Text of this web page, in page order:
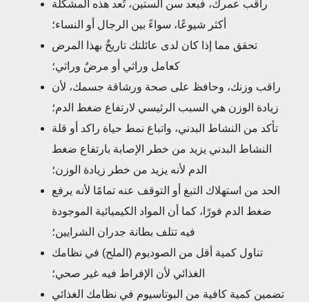
راقب عمرك، فبعد سن الستين، تُعد هذه المشكلة
أكثر شيوعًا، سواءً بين الرجال أو النساء؛
تحقق مما إذا كان لدى عائلتك تاريخٌ بهذا المرض
كعامل وراثي أو مرضٌ وراثي؛
راقب وزنك، وحافظ على صحة ورشاقة جسمك، لأن
زيادة الوزن هي السبب الرئيسي لارتفاع ضغط الدم؛
تأكد من النشاط البدني، واتباع نمط حياة راكد أو قلة
النشاط البدني يزيد من خطر الإصابة بارتفاع ضغط
الدم لأنه يزيد من خطر زيادة الوزن؛
الحد من استهلاك التبغ أو التوقف عنه تمامًا لأنه يرفع
ضغط الدم فورًا، كما أن المواد الكيميائية الموجودة
فيه تتلف بطانة جدران الشرايين؛
تناول كمية أقل من الصوديوم (الملح) في نظامك
الغذائي لأن الإفراط فيه غير صحي؛
تضمين كمية كافية من البوتاسيوم في نظامك الغذائي